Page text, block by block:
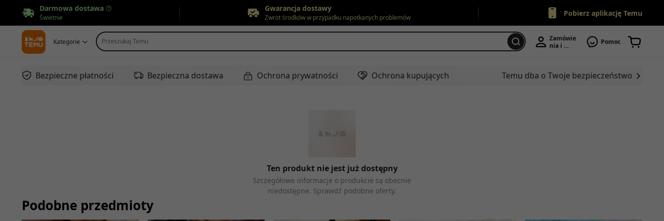
Darmowa dostawa
Świetnie
Bezpłatne zwroty
Do 90 dni*
Wyrównanie ceny
Pobierz aplikację Temu
Kategorie Przeszukaj Temu
Zamówie
nia i
Pomoc
Bezpieczne płatności Bezpieczna dostawa Ochrona prywatności Ochrona kupujących Temu dba o Twoje bezpieczeństwo
Ten produkt nie jest już dostępny
Szczegółowe informacje o produkcie są obecnie
niedostępne. Sprawdź podobne oferty.
Podobne przedmioty